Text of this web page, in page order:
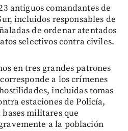
antiguos comandantes de
incluidos responsables de
de ordenar atentados
selectivos contra civiles.
en tres grandes patrones
a los crímenes
incluidas tomas
estaciones de Policía,
bases militares que
a la población